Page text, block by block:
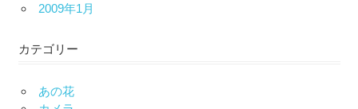
2009年1月
カテゴリー
あの花